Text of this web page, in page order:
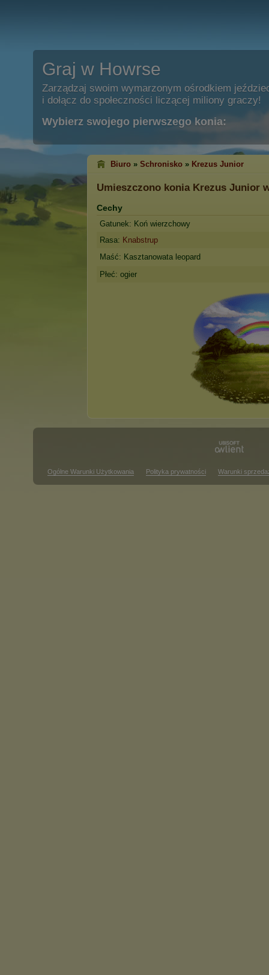
Graj w Howrse
Zarządzaj swoim wymarzonym ośrodkiem
i dołącz do społeczności liczącej miliony graczy!
Wybierz swojego pierwszego konia:
Biuro » Schronisko » Krezus Junior
Umieszczono konia Krezus Junior
Cechy
Gatunek: Koń wierzchowy
Rasa: Knabstrup
Maść: Kasztanowata leopard
Płeć: ogier
Ogólne Warunki Użytkowania Polityka prywatności Warunki